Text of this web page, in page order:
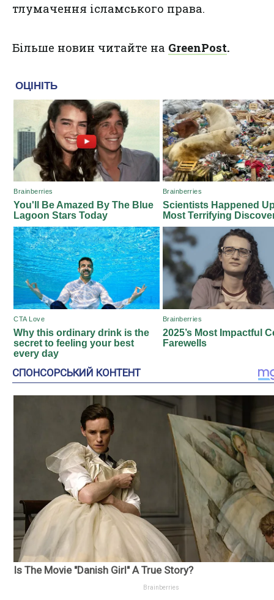
тлумачення ісламського права.
Більше новин читайте на GreenPost.